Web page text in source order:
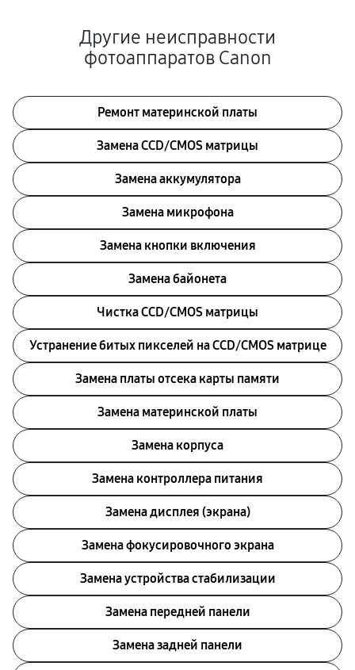
Другие неисправности
фотоаппаратов Canon
Ремонт материнской платы
Замена CCD/CMOS матрицы
Замена аккумулятора
Замена микрофона
Замена кнопки включения
Замена байонета
Чистка CCD/CMOS матрицы
Устранение битых пикселей на CCD/CMOS матрице
Замена платы отсека карты памяти
Замена материнской платы
Замена корпуса
Замена контроллера питания
Замена дисплея (экрана)
Замена фокусировочного экрана
Замена устройства стабилизации
Замена передней панели
Замена задней панели